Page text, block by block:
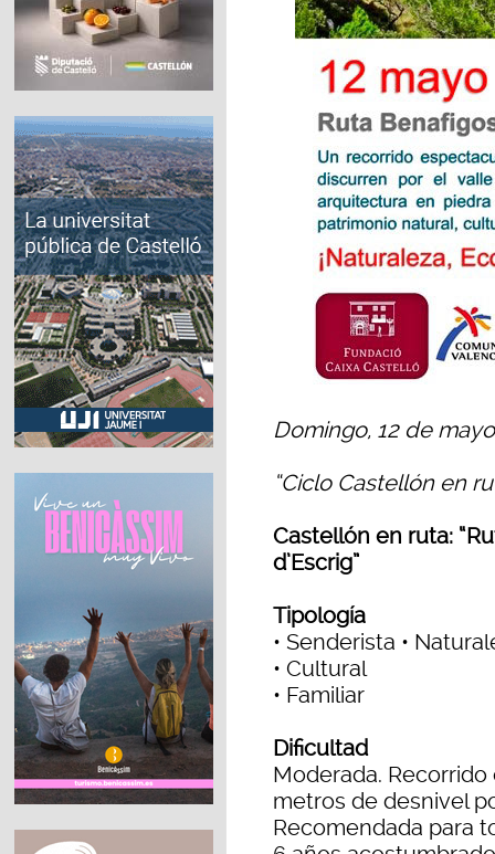
Domingo, 12 de
“Ciclo Castellón en
Castellón en ruta:
d’Escrig”
Tipología
• Senderista •
• Cultural
• Familiar
Dificultad
Moderada.
metros de desnivel
Recomendada para